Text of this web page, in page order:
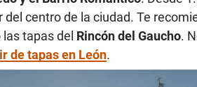
del centro de la ciudad. Te
las tapas del Rincón del Gaucho.
de tapas en León.